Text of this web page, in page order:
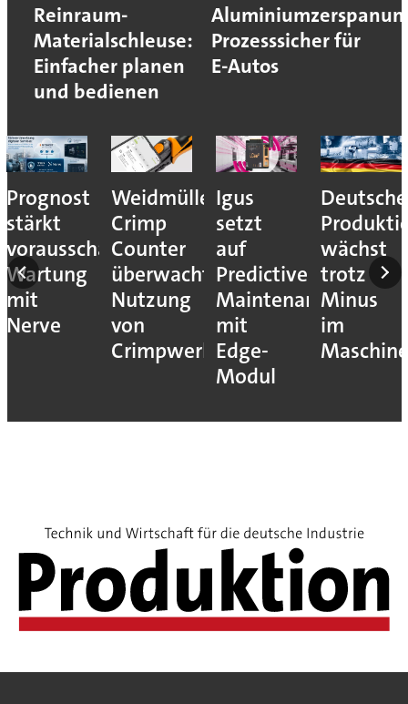
Reinraum-
Materialschleuse:
Einfacher planen
und bedienen
Prozesssicher für
E-Autos
Prognost
stärkt
vorausschauende
Wartung
mit
Nerve
Weidmüller:
Crimp
Counter
überwacht
Nutzung
von
Crimpwerkzeugen
Igus
setzt
auf
Predictive
Maintenance
mit
Edge-
Modul
Deutsche
wächst
trotz
Minus
im